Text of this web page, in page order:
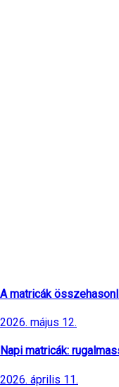
A matricák
2026. május 12.
Napi matricák:
2026. április 11.